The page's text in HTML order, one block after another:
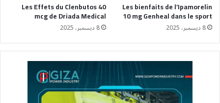
Les bienfaits de l’Ipamorelin
10 mg Genheal dans le sport
8 ديسمبر، 2025
Les Effets du Clenbutos 40
mcg de Driada Medical
8 ديسمبر، 2025